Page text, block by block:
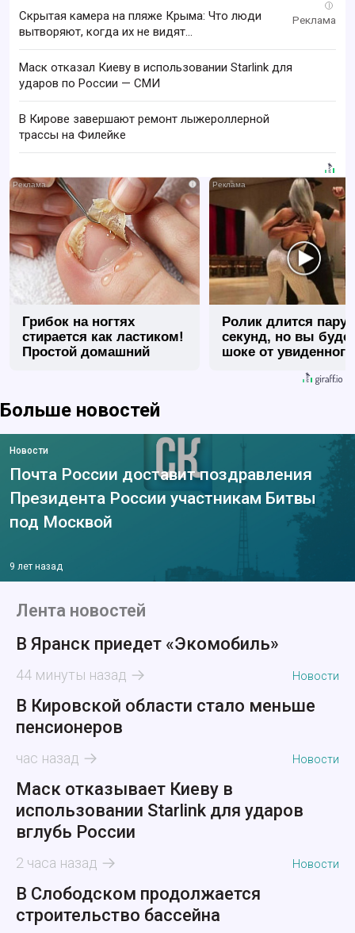
i
Скрытая камера на пляже Крыма: Что люди
вытворяют, когда их не видят...
Маск отказал Киеву в использовании Starlink для
ударов по России — СМИ
В Кирове завершают ремонт лыжероллерной
трассы на Филейке
i
Грибок на ногтях
стирается как ластиком!
Простой домашний
Ролик длится пару
секунд, но вы
шоке от увиденного
Больше новостей
Новости
Почта России доставит поздравления
Президента России участникам Битвы
под Москвой
9 лет назад
Лента новостей
В Яранск приедет «Экомобиль»
44 минуты назад Новости
В Кировской области стало меньше
пенсионеров
час назад Новости
Маск отказывает Киеву в
использовании Starlink для ударов
вглубь России
2 часа назад Новости
В Слободском продолжается
строительство бассейна